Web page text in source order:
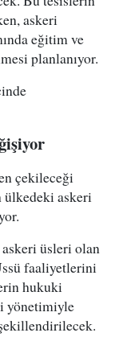
askeri
eğitim ve
planlanıyor.
çekileceği
ülkedeki askeri
üsleri olan
faaliyetlerini
hukuki
yönetimiyle